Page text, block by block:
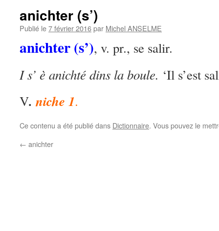
anichter (s’)
Publié le7 février 2016par Michel ANSELME
anichter (s’), v. pr., se salir.
I s’ è anichté dins la boule. ‘Il s’est
V. niche 1.
Ce contenu a été publié dans Dictionnaire. Vous pouvez le
← anichter